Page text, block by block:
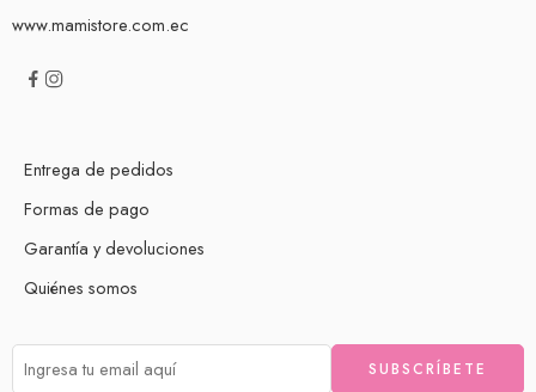
www.mamistore.com.ec
Entrega de pedidos
Formas de pago
Garantía y devoluciones
Quiénes somos